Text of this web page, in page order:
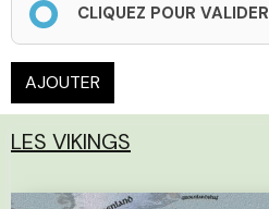
CLIQUEZ POUR VALIDER
AJOUTER
LES VIKINGS